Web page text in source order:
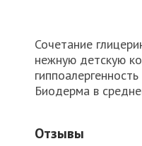
Сочетание
нежную детскую
Биодерма в
Отзывы